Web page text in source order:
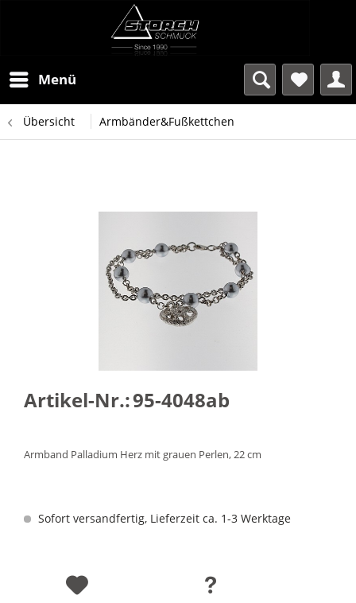
Menü
Übersicht Armbänder&Fußkettchen
Artikel-Nr.:95-4048ab
Armband Palladium Herz mit grauen Perlen, 22 cm
Sofort versandfertig, Lieferzeit ca. 1-3 Werktage